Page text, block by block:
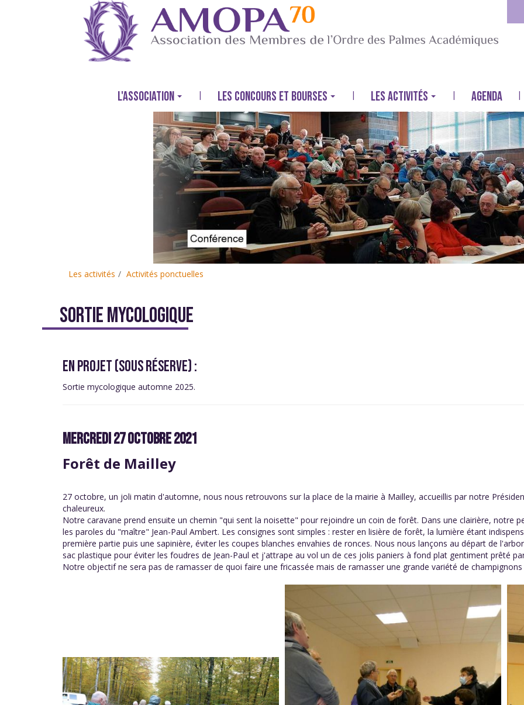
L'ASSOCIATION LES CONCOURS ET BOURSES LES ACTIVITÉS AGENDA
Les activités Activités ponctuelles
SORTIE MYCOLOGIQUE
EN PROJET (SOUS RÉSERVE) :
Sortie mycologique automne 2025.
MERCREDI 27 OCTOBRE 2021
Forêt de Mailley
27 octobre, un joli matin d'automne, nous nous retrouvons sur la place de la mairie à Mailley, accueillis par notre
chaleureux.
Notre caravane prend ensuite un chemin "qui sent la noisette" pour rejoindre un coin de forêt. Dans une clairière, notre
les paroles du "maître" Jean-Paul Ambert. Les consignes sont simples : rester en lisière de forêt, la lumière étant
première partie puis une sapinière, éviter les coupes blanches envahies de ronces. Nous nous lançons au départ de
sac plastique pour éviter les foudres de Jean-Paul et j'attrape au vol un de ces jolis paniers à fond plat gentiment prêté
Notre objectif ne sera pas de ramasser de quoi faire une fricassée mais de ramasser une grande variété de